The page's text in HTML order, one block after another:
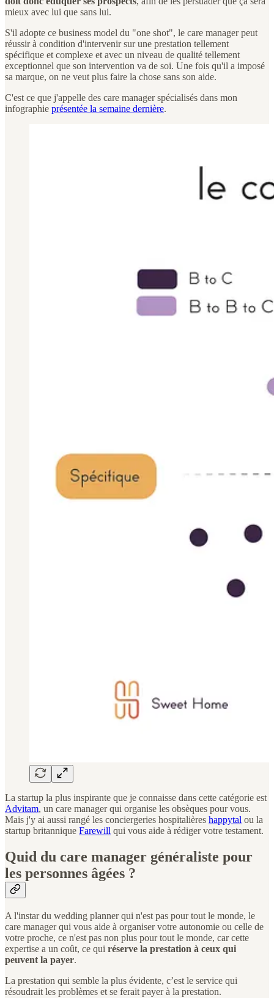
mieux avec lui que sans lui.
S'il adopte ce business model du "one shot", le care manager peut
réussir à condition d'intervenir sur une prestation tellement
spécifique et complexe et avec un niveau de qualité tellement
exceptionnel que son intervention va de soi. Une fois qu'il a imposé
sa marque, on ne veut plus faire la chose sans son aide.
C'est ce que j'appelle des care manager spécialisés dans mon
infographie présentée la semaine dernière.
La startup la plus inspirante que je connaisse dans cette catégorie est
Advitam, un care manager qui organise les obsèques pour vous.
Mais j'y ai aussi rangé les conciergeries hospitalières happytal ou la
startup britannique Farewill qui vous aide à rédiger votre testament.
Quid du care manager généraliste pour
les personnes âgées ?
A l'instar du wedding planner qui n'est pas pour tout le monde, le
care manager qui vous aide à organiser votre autonomie ou celle de
votre proche, ce n'est pas non plus pour tout le monde, car cette
expertise a un coût, ce qui réserve la prestation à ceux qui
peuvent la payer.
La prestation qui semble la plus évidente, c’est le service qui
résoudrait les problèmes et se ferait payer à la prestation.